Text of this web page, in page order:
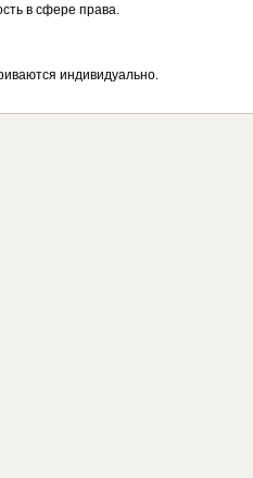
в сфере права.
индивидуально.